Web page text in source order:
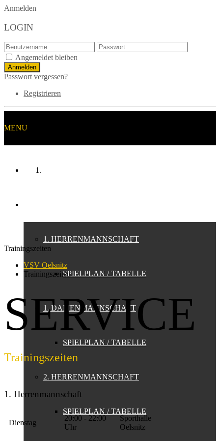
Anmelden
LOGIN
Angemeldet bleiben
Passwort vergessen?
Registrieren
MENU
1. HERRENMANNSCHAFT
SPIELPLAN / TABELLE
1. DAMENMANNSCHAFT
SPIELPLAN / TABELLE
2. HERRENMANNSCHAFT
SPIELPLAN / TABELLE
Trainingszeiten
VSV Oelsnitz
Trainingszeiten
SERVICE
Trainingszeiten
1. Herrenmannschaft
Dienstag
20:00 - 22:00
Uhr
Sporthalle
Oelsnitz